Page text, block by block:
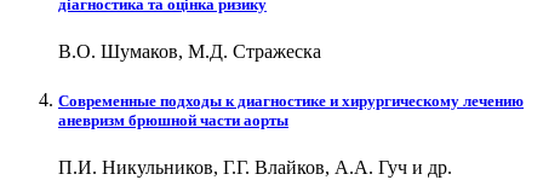
діагностика та оцінка ризику
В.О. Шумаков, М.Д. Стражеска
Современные подходы к диагностике и хирургическому лечению
аневризм брюшной части аорты
П.И. Никульников, Г.Г. Влайков, А.А. Гуч и др.